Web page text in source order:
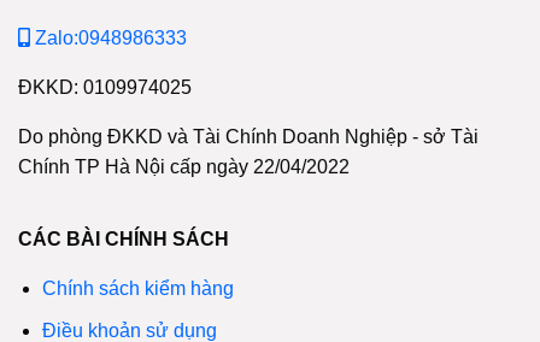
Zalo:0948986333
ĐKKD: 0109974025
Do phòng ĐKKD và Tài Chính Doanh Nghiệp - sở Tài
Chính TP Hà Nội cấp ngày 22/04/2022
CÁC BÀI CHÍNH SÁCH
Chính sách kiểm hàng
Điều khoản sử dụng